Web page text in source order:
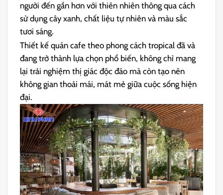
người đến gần hơn với thiên nhiên thông qua cách
sử dụng cây xanh, chất liệu tự nhiên và màu sắc
tươi sáng.
Thiết kế quán cafe theo phong cách tropical đã và
đang trở thành lựa chọn phổ biến, không chỉ mang
lại trải nghiệm thị giác độc đáo mà còn tạo nên
không gian thoải mái, mát mẻ giữa cuộc sống hiện
đại.